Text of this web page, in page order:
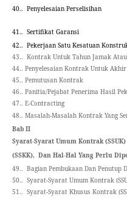
40.. Penyelesaian Perselisihan
41.. Sertifikat Garansi
42.. Pekerjaan Satu Kesatuan
43.. Kontrak Untuk Tahun Jamak
44.. Penyelesaian Kontrak Untuk Akhir
45.. Pemutusan Kontrak
46.. Panitia/Pejabat Penerima Hasil
47.. E-Contracting
48.. Masalah-Masalah Kontrak Yang
Bab II
Syarat-Syarat Umum Kontrak
(SSKK), Dan Hal-Hal Yang Perlu
49.. Bagian Pembukaan Dan Penutup
50.. Syarat-Syarat Umum Kontrak
51.. Syarat-Syarat Khusus Kontrak